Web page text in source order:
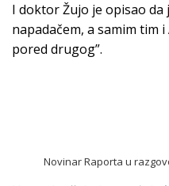
I doktor Žujo je opisao da
napadačem, a samim tim
pored drugog”.
Novinar Raporta u